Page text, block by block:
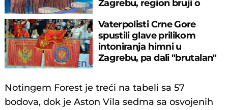
Zagrebu, region bruji o
Vaterpolisti Crne Gore
spustili glave prilikom
intoniranja himni u
Zagrebu, pa dali "brutalan"
Notingem Forest je treći na tabeli sa 57
bodova, dok je Aston Vila sedma sa osvojenih